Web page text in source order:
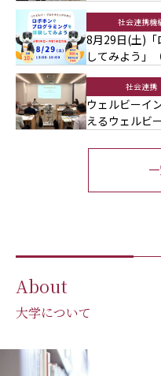
社会連携機
8月29日(土)「
してみよう」
社会連携
ウェルビーイ
えるウェルビ
About
大学について